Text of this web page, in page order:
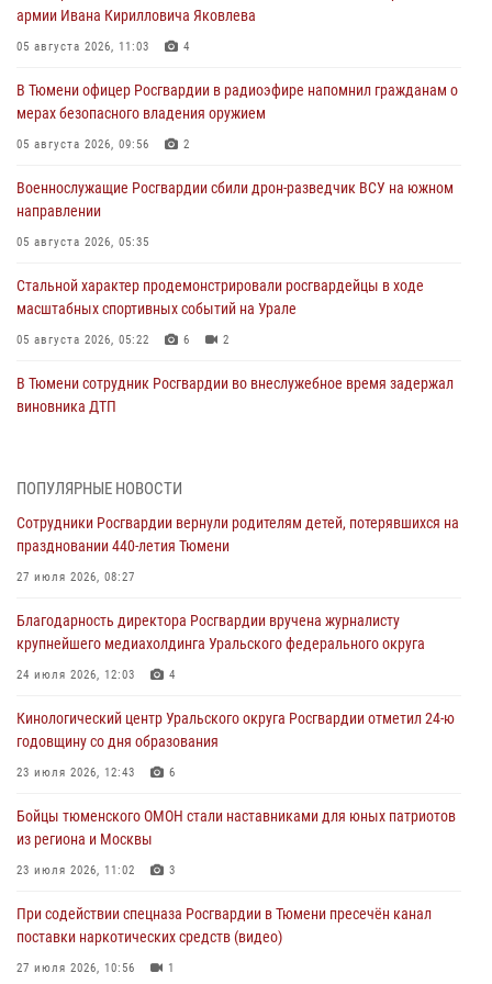
армии Ивана Кирилловича Яковлева
05 августа 2026, 11:03 4
В Тюмени офицер Росгвардии в радиоэфире напомнил гражданам о
мерах безопасного владения оружием
05 августа 2026, 09:56 2
Военнослужащие Росгвардии сбили дрон-разведчик ВСУ на южном
направлении
05 августа 2026, 05:35
Стальной характер продемонстрировали росгвардейцы в ходе
масштабных спортивных событий на Урале
05 августа 2026, 05:22 6 2
В Тюмени сотрудник Росгвардии во внеслужебное время задержал
виновника ДТП
Со 101-м Днём рождения поздравили сотрудники Росгвардии
04 августа 2026, 11:07
Спецназ Росгвардии провел комплексную тренировку в полевых
04 августа 2026, 06:28
Тюменские правоохранители провели соревнования по стрельбе
Росгвардия противодействует БПЛА ВСУ на южном направлении
ПОПУЛЯРНЫЕ НОВОСТИ
Сотрудники Росгвардии вернули родителям детей, потерявшихся на
праздновании 440-летия Тюмени
27 июля 2026, 08:27
Благодарность директора Росгвардии вручена журналисту
крупнейшего медиахолдинга Уральского федерального округа
24 июля 2026, 12:03 4
Кинологический центр Уральского округа Росгвардии отметил 24-ю
годовщину со дня образования
23 июля 2026, 12:43 6
Бойцы тюменского ОМОН стали наставниками для юных патриотов
из региона и Москвы
23 июля 2026, 11:02 3
При содействии спецназа Росгвардии в Тюмени пресечён канал
поставки наркотических средств (видео)
27 июля 2026, 10:56 1